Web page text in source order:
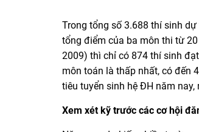
Trong tổng số 3.688 thí sinh
tổng điểm của ba môn thi từ
2009) thì chỉ có 874 thí sinh
môn toán là thấp nhất, có đến
tiêu tuyển sinh hệ ĐH năm
Xem xét kỹ trước các cơ hội